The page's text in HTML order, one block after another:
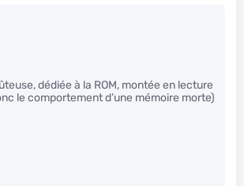
dédiée à la ROM, montée en lecture
le comportement d’une mémoire morte)